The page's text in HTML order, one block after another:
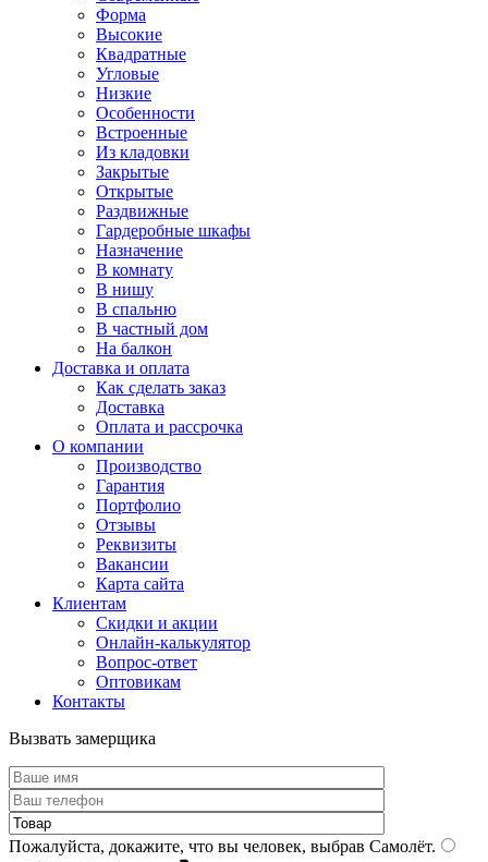
Форма
Высокие
Квадратные
Угловые
Низкие
Особенности
Встроенные
Из кладовки
Закрытые
Открытые
Раздвижные
Гардеробные шкафы
Назначение
В комнату
В нишу
В спальню
В частный дом
На балкон
Доставка и оплата
Как сделать заказ
Доставка
Оплата и рассрочка
О компании
Производство
Гарантия
Портфолио
Отзывы
Реквизиты
Вакансии
Карта сайта
Клиентам
Скидки и акции
Онлайн-калькулятор
Вопрос-ответ
Оптовикам
Контакты
Вызвать замерщика
Пожалуйста, докажите, что вы человек, выбрав Самолёт.